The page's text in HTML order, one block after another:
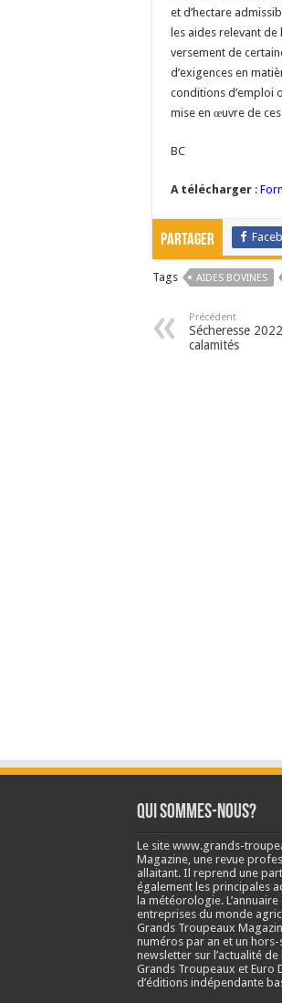
et d’hectare
les aides relevant
versement de
d’exigences en
conditions d’emploi
mise en œuvre de
BC
A télécharger :
Partager
Tags AIDES BOVINES
Précédent
Sécheresse
calamités
Qui sommes-nous?
Le site www.grands-
Magazine, une revue
allaitant. Il reprend une
également les principales
la météorologie.
entreprises du monde
Grands Troupeaux
numéros par an et un hors-
newsletter sur l’actualité
Grands Troupeaux et Euro
d’éditions indépendante